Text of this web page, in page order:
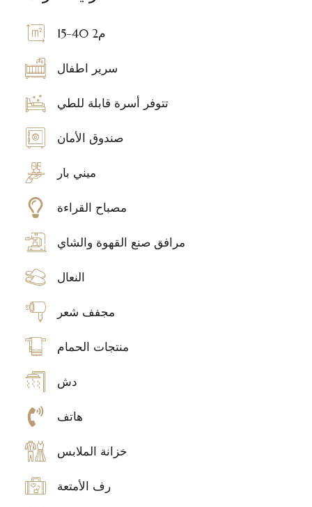
15-40 م2
سرير اطفال
تتوفر أسرة قابلة للطي
صندوق الأمان
ميني بار
مصباح القراءة
مرافق صنع القهوة والشاي
النعال
مجفف شعر
منتجات الحمام
دش
هاتف
خزانة الملابس
رف الأمتعة